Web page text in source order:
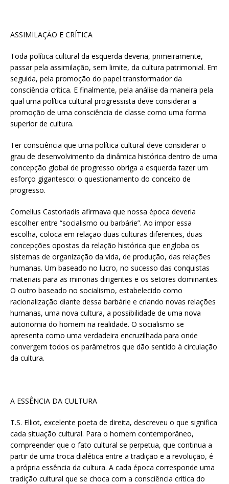
ASSIMILAÇÃO E CRÍTICA
Toda política cultural da esquerda deveria, primeiramente,
passar pela assimilação, sem limite, da cultura patrimonial. Em
seguida, pela promoção do papel transformador da
consciência crítica. E finalmente, pela análise da maneira pela
qual uma política cultural progressista deve considerar a
promoção de uma consciência de classe como uma forma
superior de cultura.
Ter consciência que uma política cultural deve considerar o
grau de desenvolvimento da dinâmica histórica dentro de uma
concepção global de progresso obriga a esquerda fazer um
esforço gigantesco: o questionamento do conceito de
progresso.
Cornelius Castoriadis afirmava que nossa época deveria
escolher entre “socialismo ou barbárie”. Ao impor essa
escolha, coloca em relação duas culturas diferentes, duas
concepções opostas da relação histórica que engloba os
sistemas de organização da vida, de produção, das relações
humanas. Um baseado no lucro, no sucesso das conquistas
materiais para as minorias dirigentes e os setores dominantes.
O outro baseado no socialismo, estabelecido como
racionalização diante dessa barbárie e criando novas relações
humanas, uma nova cultura, a possibilidade de uma nova
autonomia do homem na realidade. O socialismo se
apresenta como uma verdadeira encruzilhada para onde
convergem todos os parâmetros que dão sentido à circulação
da cultura.
A ESSÊNCIA DA CULTURA
T.S. Elliot, excelente poeta de direita, descreveu o que significa
cada situação cultural. Para o homem contemporâneo,
compreender que o fato cultural se perpetua, que continua a
partir de uma troca dialética entre a tradição e a revolução, é
a própria essência da cultura. A cada época corresponde uma
tradição cultural que se choca com a consciência crítica do